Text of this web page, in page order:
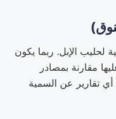
لحليب الإبل. ربما يكون
مقارنة بمصادر
تقارير عن السمية